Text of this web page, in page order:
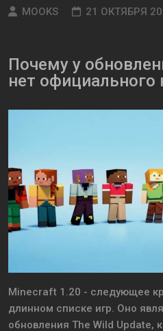
MOOKS
21 ОКТЯБРЯ
Почему у
нет официального
Minecraft 1.20 - следующее
длинном списке игр. Оно
обновления The Wild Update,